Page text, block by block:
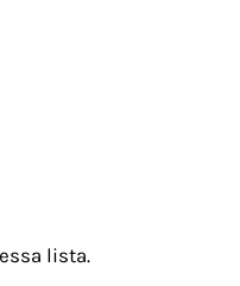
lista.